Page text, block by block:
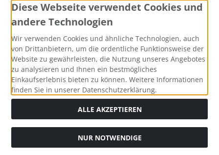
Zahlungsmethoden
Social Media
Alle Preise inkl. gesetzl. MwSt. zzgl.Versandkosten
durchgestrichenen Preise entsprechen dem bisherigen Preis
Diese Webseite verwendet Cookies und
andere Technologien
Wir verwenden Cookies und ähnliche Technologien, auch
von Drittanbietern, um die ordentliche Funktionsweise der
Website zu gewährleisten, die Nutzung unseres Angebotes
zu analysieren und Ihnen ein bestmögliches
Einkaufserlebnis bieten zu können. Weitere Informationen
finden Sie in unserer Datenschutzerklärung.
ALLE AKZEPTIEREN
NUR NOTWENDIGE